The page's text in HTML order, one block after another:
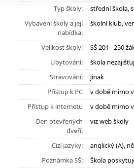
Typ školy:
střední škola,
Vybavení školy a její
nabídka:
školní klub,
Velikost školy:
SŠ 201 - 250
Ubytování:
škola
Stravování:
jinak
Přístup k PC
v době mimo
Přístup k internetu
v době mimo
Den otevřených
dveří:
viz web školy
Cizí jazyky:
anglický (A),
Poznámka SŠ:
Škola